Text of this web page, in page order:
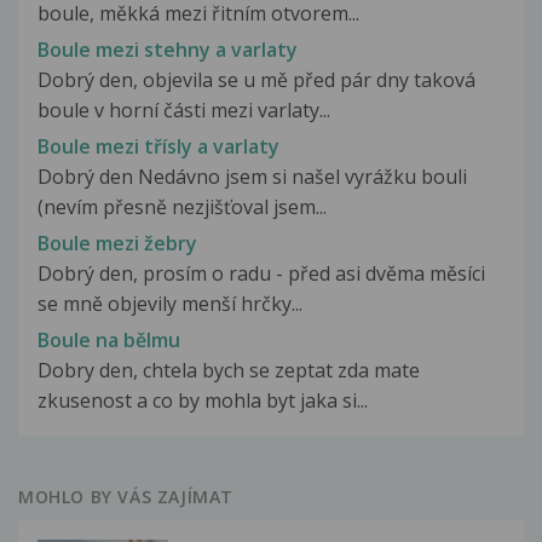
boule, měkká mezi řitním otvorem...
Boule mezi stehny a varlaty
Dobrý den, objevila se u mě před pár dny taková
boule v horní části mezi varlaty...
Boule mezi třísly a varlaty
Dobrý den Nedávno jsem si našel vyrážku bouli
(nevím přesně nezjišťoval jsem...
Boule mezi žebry
Dobrý den, prosím o radu - před asi dvěma měsíci
se mně objevily menší hrčky...
Boule na bělmu
Dobry den, chtela bych se zeptat zda mate
zkusenost a co by mohla byt jaka si...
MOHLO BY VÁS ZAJÍMAT